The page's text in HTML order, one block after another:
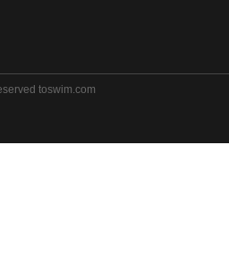
toswim.com